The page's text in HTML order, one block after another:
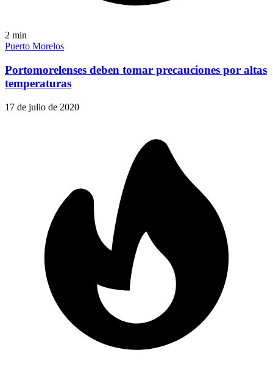
2 min
Puerto Morelos
Portomorelenses deben tomar precauciones por altas
temperaturas
17 de julio de 2020